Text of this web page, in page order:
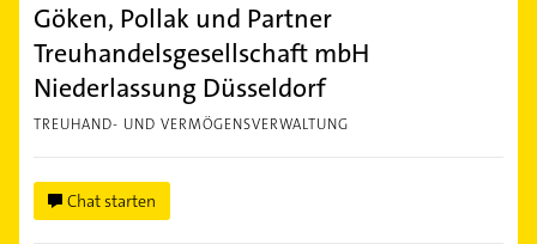
Göken, Pollak und Partner
Treuhandelsgesellschaft mbH
Niederlassung Düsseldorf
TREUHAND- UND VERMÖGENSVERWALTUNG
Chat starten